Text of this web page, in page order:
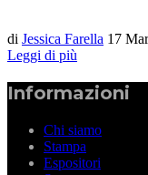
di Jessica Farella 17
Leggi di più
Informazioni
Chi siamo
Stampa
Espositori